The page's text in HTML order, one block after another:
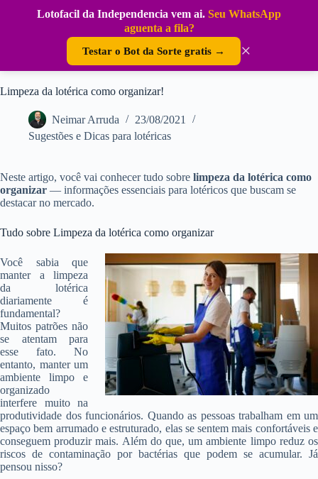
Lotofacil da Independencia vem ai. Seu WhatsApp
aguenta a fila?
Testar o Bot da Sorte gratis → ×
Limpeza da lotérica como organizar!
Neimar Arruda
23/08/2021
Sugestões e Dicas para lotéricas
Neste artigo, você vai conhecer tudo sobre limpeza da lotérica como
organizar — informações essenciais para lotéricos que buscam se
destacar no mercado.
Tudo sobre Limpeza da lotérica como organizar
Você sabia que
manter a limpeza
da lotérica
diariamente é
fundamental?
Muitos patrões não
se atentam para
esse fato. No
entanto, manter um
ambiente limpo e
organizado
interfere muito na
produtividade dos funcionários. Quando as pessoas trabalham em um
espaço bem arrumado e estruturado, elas se sentem mais confortáveis e
conseguem produzir mais. Além do que, um ambiente limpo reduz os
riscos de contaminação por bactérias que podem se acumular. Já
pensou nisso?